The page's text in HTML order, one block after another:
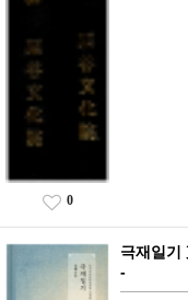
0
극재일기
-